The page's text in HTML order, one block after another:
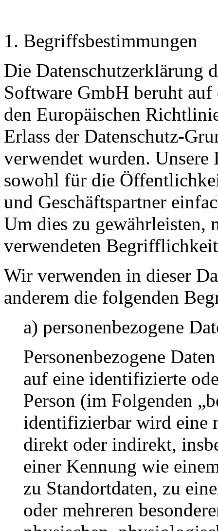
1. Begriffsbestimmungen
Die Datenschutzerklärung
Software GmbH beruht
den Europäischen
Erlass der Datenschutz-
verwendet wurden.
sowohl für die
und Geschäftspartner
Um dies zu gewährleisten,
verwendeten
Wir verwenden in dieser
anderem die folgenden
a) personenbezogene
Personenbezogene
auf eine identifizierte
Person (im Folgenden
identifizierbar wird eine
direkt oder indirekt,
einer Kennung wie
zu Standortdaten, zu
oder mehreren